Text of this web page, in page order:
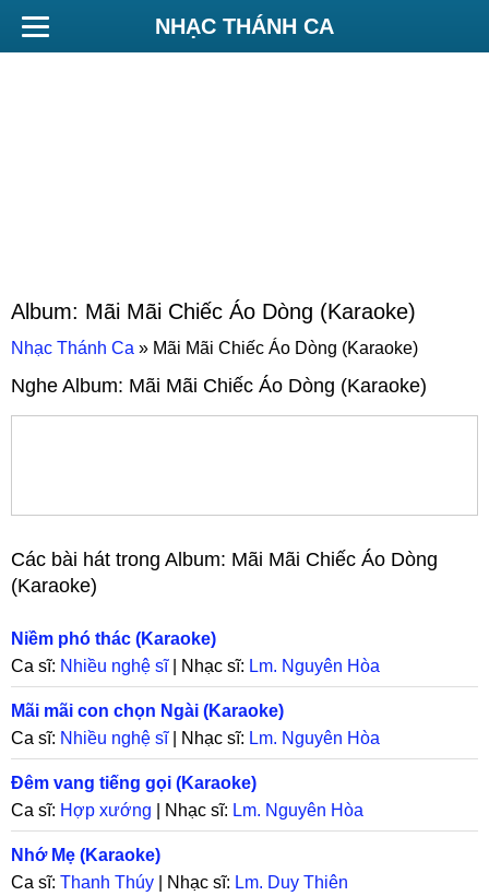
NHẠC THÁNH CA
Album: Mãi Mãi Chiếc Áo Dòng (Karaoke)
Nhạc Thánh Ca » Mãi Mãi Chiếc Áo Dòng (Karaoke)
Nghe Album: Mãi Mãi Chiếc Áo Dòng (Karaoke)
Các bài hát trong Album: Mãi Mãi Chiếc Áo Dòng
(Karaoke)
Niềm phó thác (Karaoke)
Ca sĩ: Nhiều nghệ sĩ| Nhạc sĩ: Lm. Nguyên Hòa
Mãi mãi con chọn Ngài (Karaoke)
Ca sĩ: Nhiều nghệ sĩ| Nhạc sĩ: Lm. Nguyên Hòa
Đêm vang tiếng gọi (Karaoke)
Ca sĩ: Hợp xướng | Nhạc sĩ: Lm. Nguyên Hòa
Nhớ Mẹ (Karaoke)
Ca sĩ: Thanh Thúy | Nhạc sĩ: Lm. Duy Thiên